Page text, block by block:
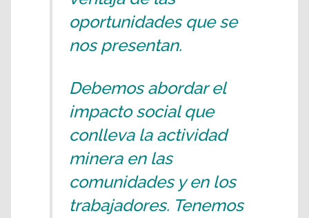
oportunidades que se
nos presentan.
Debemos abordar el
impacto social que
conlleva la actividad
minera en las
comunidades y en los
trabajadores. Tenemos